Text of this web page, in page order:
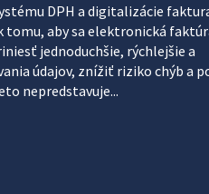
DPH a digitalizácie
tomu, aby sa elektronická
jednoduchšie, rýchlejšie a
údajov, znížiť riziko chýb a
nepredstavuje...